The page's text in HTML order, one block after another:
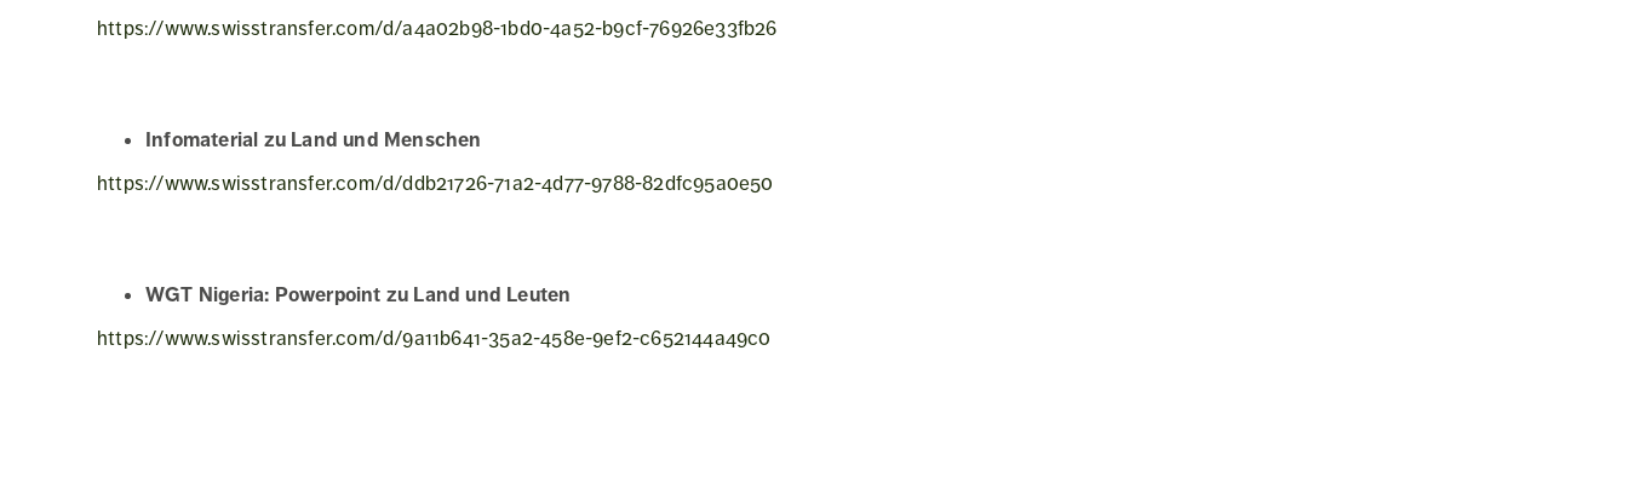
https://www.swisstransfer.com/d/a4a02b98-1bd0-4a52-b9cf-76926e33fb26
Infomaterial zu Land und Menschen
https://www.swisstransfer.com/d/ddb21726-71a2-4d77-9788-82dfc95a0e50
WGT Nigeria: Powerpoint zu Land und Leuten
https://www.swisstransfer.com/d/9a11b641-35a2-458e-9ef2-c652144a49c0